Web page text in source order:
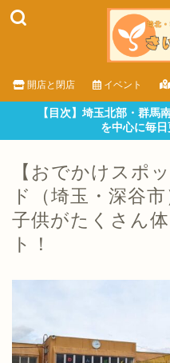
開店と閉店 イベント
【目次】埼玉北部・群馬
を中心に毎日
【おでかけスポ
ド（埼玉・深谷
子供がたくさん
ト！